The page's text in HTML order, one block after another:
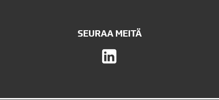
SEURAA MEITÄ